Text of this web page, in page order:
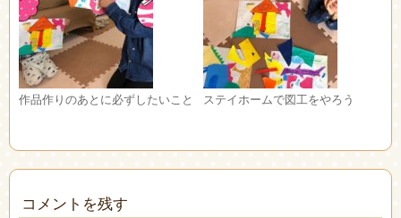
作品作りのあとに必ずしたいこと ステイホームで図工をやろう
コメントを残す